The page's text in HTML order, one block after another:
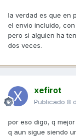
la verdad es que en
el envio incluido,
pero si alguien ha
dos veces.
xefirot
Publicado 8
por eso digo, q
q aun sigue siendo